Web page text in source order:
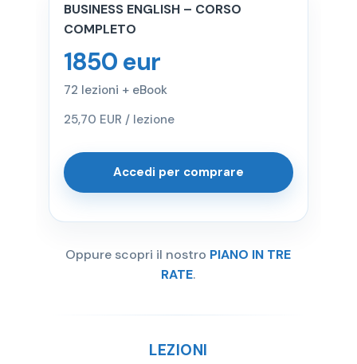
BUSINESS ENGLISH – CORSO
COMPLETO
1850 eur
72 lezioni + eBook
25,70 EUR / lezione
Accedi per comprare
Oppure scopri il nostro PIANO IN TRE
RATE.
LEZIONI